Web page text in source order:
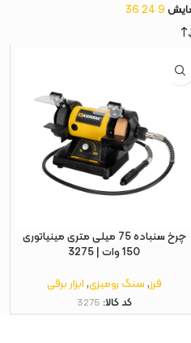
9
24
36
چرخ سنباده 75 میلی متری مینیاتوری
150 وات | 3275
فرز,سنگ رومیزی,ابزار برقی
کد کالا: 3275